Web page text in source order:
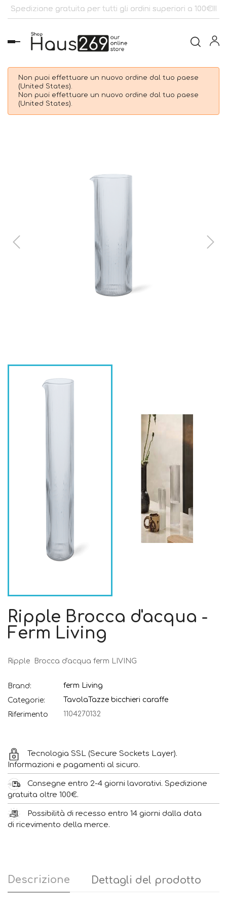
Spedizione gratuita per tutti gli ordini superiori a 100€!!!
navigazione
Non puoi effettuare un nuovo ordine dal tuo paese
(United States).
Non puoi effettuare un nuovo ordine dal tuo paese
(United States).
Ripple Brocca d'acqua -
Ferm Living
Ripple Brocca d'acqua ferm LIVING
Brand:
ferm Living
Categorie:
Tavola Tazze bicchieri caraffe
Riferimento
1104270132
Tecnologia SSL (Secure Sockets Layer).
Informazioni e pagamenti al sicuro.
Consegne entro 2-4 giorni lavorativi. Spedizione
gratuita oltre 100€.
Possibilità di recesso entro 14 giorni dalla data
di ricevimento della merce.
Descrizione Dettagli del prodotto